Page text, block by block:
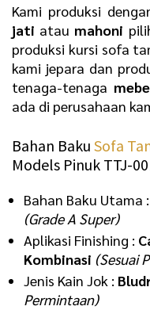
Kami produksi
jati atau mahoni
produksi kursi sofa
kami jepara dan
tenaga-tenaga
ada di perusahaan
Bahan Baku Sofa
Models Pinuk TTJ-
Bahan Baku Utama :
(Grade A Super)
Aplikasi Finishing :
Kombinasi (Sesuai
Jenis Kain Jok :
Permintaan)